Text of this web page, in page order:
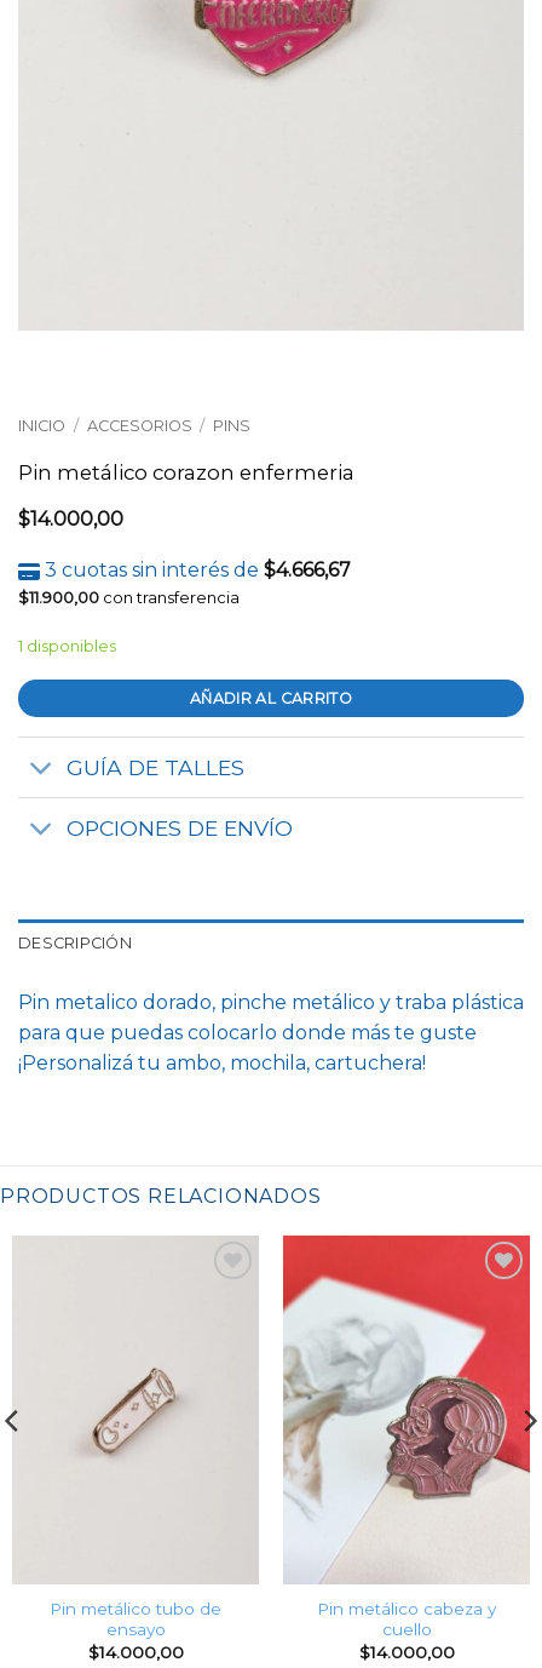
INICIO / ACCESORIOS / PINS
Pin metálico corazon enfermeria
$14.000,00
3 cuotas sin interés de $4.666,67
$11.900,00 con transferencia
1 disponibles
AÑADIR AL CARRITO
GUÍA DE TALLES
OPCIONES DE ENVÍO
DESCRIPCIÓN
Pin metalico dorado, pinche metálico y traba plástica
para que puedas colocarlo donde más te guste
¡Personalizá tu ambo, mochila, cartuchera!
PRODUCTOS RELACIONADOS
Pin metálico tubo de
ensayo
$14.000,00
Favoritos
Pin metálico cabeza y
cuello
$14.000,00